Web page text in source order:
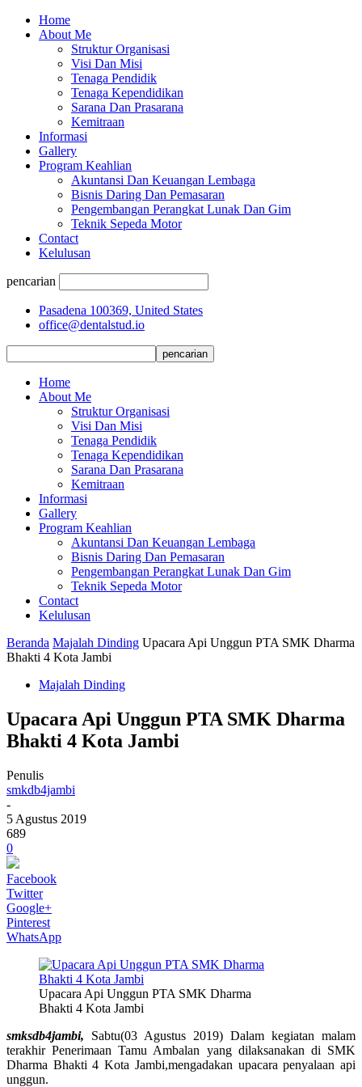
Home
About Me
Struktur Organisasi
Visi Dan Misi
Tenaga Pendidik
Tenaga Kependidikan
Sarana Dan Prasarana
Kemitraan
Informasi
Gallery
Program Keahlian
Akuntansi Dan Keuangan Lembaga
Bisnis Daring Dan Pemasaran
Pengembangan Perangkat Lunak Dan Gim
Teknik Sepeda Motor
Contact
Kelulusan
pencarian
Pasadena 100369, United States
office@dentalstud.io
Home
About Me
Struktur Organisasi
Visi Dan Misi
Tenaga Pendidik
Tenaga Kependidikan
Sarana Dan Prasarana
Kemitraan
Informasi
Gallery
Program Keahlian
Akuntansi Dan Keuangan Lembaga
Bisnis Daring Dan Pemasaran
Pengembangan Perangkat Lunak Dan Gim
Teknik Sepeda Motor
Contact
Kelulusan
Beranda Majalah Dinding Upacara Api Unggun PTA SMK Dharma
Bhakti 4 Kota Jambi
Majalah Dinding
Upacara Api Unggun PTA SMK Dharma
Bhakti 4 Kota Jambi
Penulis
smkdb4jambi
-
5 Agustus 2019
689
0
Facebook
Twitter
Google+
Pinterest
WhatsApp
Upacara Api Unggun PTA SMK Dharma
Bhakti 4 Kota Jambi
smksdb4jambi, Sabtu(03 Agustus 2019) Dalam kegiatan malam
terakhir Penerimaan Tamu Ambalan yang dilaksanakan di SMK
Dharma Bhakti 4 Kota Jambi,mengadakan upacara penyalaan api
unggun.